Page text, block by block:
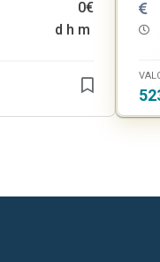
0€
d h m